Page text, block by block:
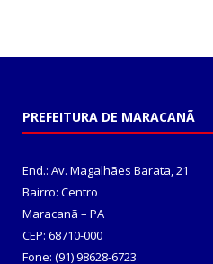
PREFEITURA DE MARACANÃ
End.: Av. Magalhães Barata, 21
Bairro: Centro
Maracanã – PA
CEP: 68710-000
Fone: (91) 98628-6723